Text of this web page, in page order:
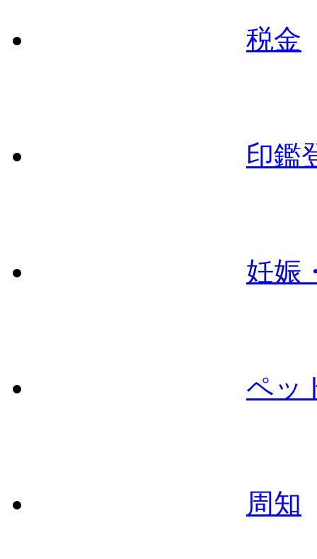
税金
印鑑
妊娠
ペッ
周知